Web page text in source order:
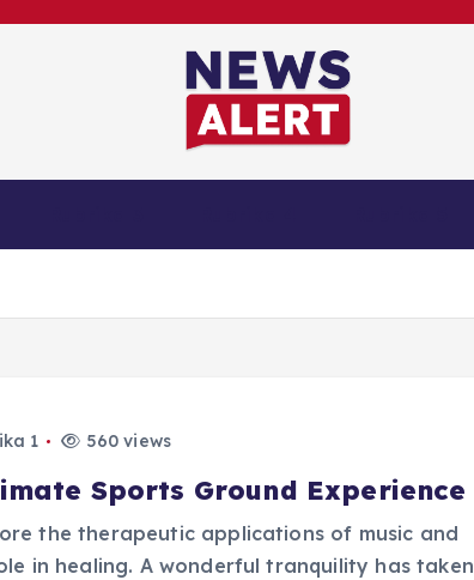
1 560 views
Sports Ground Experience
the therapeutic applications of music and
in healing. A wonderful tranquility has taken